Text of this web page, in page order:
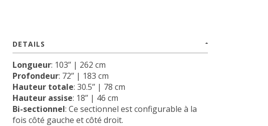
DETAILS
Longueur: 103’’ | 262 cm
Profondeur: 72’’ | 183 cm
Hauteur totale: 30.5’’ | 78 cm
Hauteur assise: 18’’ | 46 cm
Bi-sectionnel: Ce sectionnel est configurable à la
fois côté gauche et côté droit.